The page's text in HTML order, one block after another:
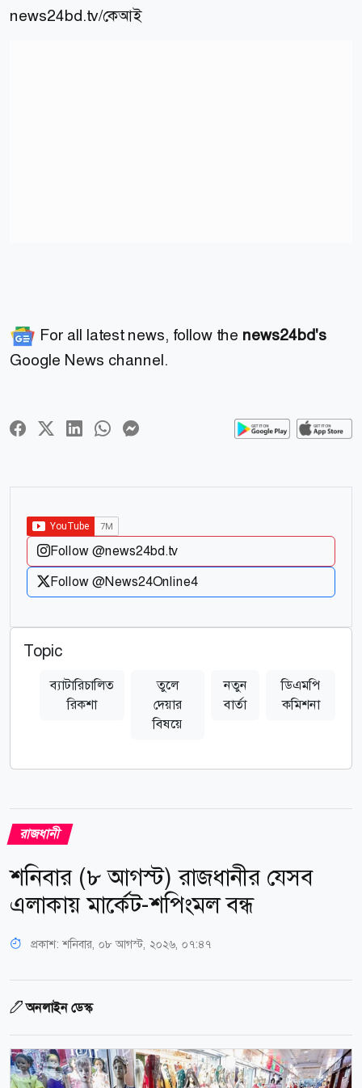
news24bd.tv/কেআই
For all latest news, follow the news24bd's
Google News channel.
Follow @news24bd.tv
Follow @News24Online4
Topic
ব্যাটারিচালিত
রিকশা
তুলে
দেয়ার
বিষয়ে
নতুন
বার্তা
ডিএমপি
কমিশনা
রাজধানী
শনিবার (৮ আগস্ট) রাজধানীর যেসব
এলাকায় মার্কেট-শপিংমল বন্ধ
প্রকাশ:শনিবার, ০৮ আগস্ট, ২০২৬, ০৭:৪৭
অনলাইন ডেস্ক